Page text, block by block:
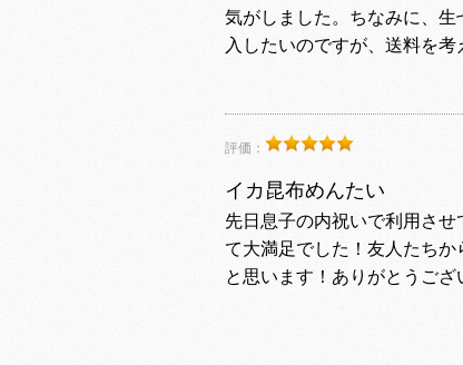
気がしました。ちなみに、
入したいのですが、送料を
評価：
イカ昆布めんたい
先日息子の内祝いで利用さ
て大満足でした！友人たちか
と思います！ありがとうござ